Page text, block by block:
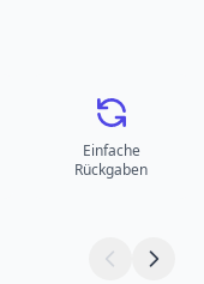
Einfache
Rückgaben